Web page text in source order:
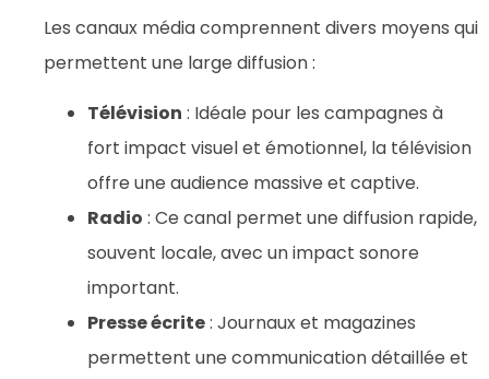
Les canaux média comprennent divers moyens qui
permettent une large diffusion :
Télévision : Idéale pour les campagnes à
fort impact visuel et émotionnel, la télévision
offre une audience massive et captive.
Radio : Ce canal permet une diffusion rapide,
souvent locale, avec un impact sonore
important.
Presse écrite: Journaux et magazines
permettent une communication détaillée et